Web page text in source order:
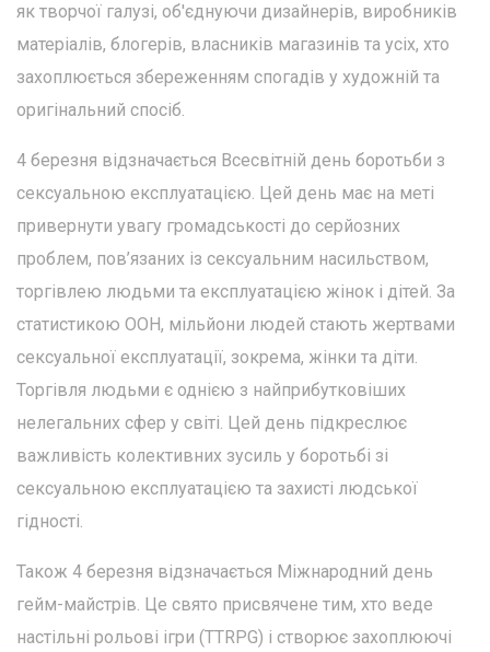
як творчої галузі, об'єднуючи дизайнерів, виробників
матеріалів, блогерів, власників магазинів та усіх, хто
захоплюється збереженням спогадів у художній та
оригінальний спосіб.
4 березня відзначається Всесвітній день боротьби з
сексуальною експлуатацією. Цей день має на меті
привернути увагу громадськості до серйозних
проблем, пов’язаних із сексуальним насильством,
торгівлею людьми та експлуатацією жінок і дітей. За
статистикою ООН, мільйони людей стають жертвами
сексуальної експлуатації, зокрема, жінки та діти.
Торгівля людьми є однією з найприбутковіших
нелегальних сфер у світі. Цей день підкреслює
важливість колективних зусиль у боротьбі зі
сексуальною експлуатацією та захисті людської
гідності.
Також 4 березня відзначається Міжнародний день
гейм-майстрів. Це свято присвячене тим, хто веде
настільні рольові ігри (TTRPG) і створює захоплюючі